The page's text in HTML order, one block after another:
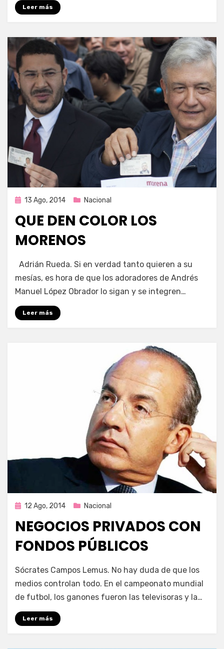
Leer más
Publicada
13 Ago, 2014 Nacional
QUE DEN COLOR LOS
MORENOS
por Enrique
Adrián Rueda. Si en verdad tanto quieren a su
mesías, es hora de que los adoradores de Andrés
Manuel López Obrador lo sigan y se integren…
Leer más
Publicada
12 Ago, 2014 Nacional
NEGOCIOS PRIVADOS CON
FONDOS PÚBLICOS
Enrique
Sócrates Campos Lemus. No hay duda de que los
medios controlan todo. En el campeonato mundial
de futbol, los ganones fueron las televisoras y la…
Leer más